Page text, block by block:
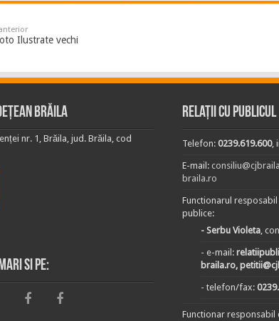
Ilustrate vechi
Brăila
nr. 1, Brăila, jud. Brăila, cod
si pe:
Relații cu publicul
Telefon:0239.619.600,
E-mail:
braila.ro
Functionarul
publice:
- Serbu Violeta,
- e-mail:
braila.ro,
- telefon/fax:
Functionar